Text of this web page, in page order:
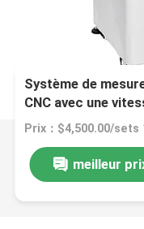
Système de
CNC avec une
précision de 5um
meilleur